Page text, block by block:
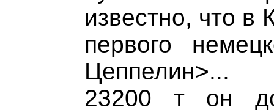
известно, что в
первого
Цеппелин>...
23200 т он